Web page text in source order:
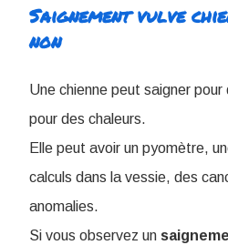
Saignement vulve
non
Une chienne peut saigner
pour des chaleurs.
Elle peut avoir un pyomètre,
calculs dans la vessie, des
anomalies.
Si vous observez un